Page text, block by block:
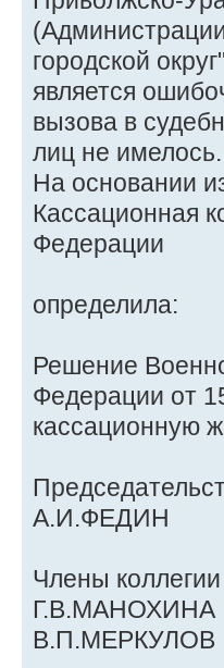
городской
является
вызова в
лиц не имелось.
На основании
Кассационная
Федерации
определила:
Решение
Федерации от
кассационную
А.И.ФЕДИН
Члены коллегии
Г.В.МАНОХИНА
В.П.МЕРКУЛОВ